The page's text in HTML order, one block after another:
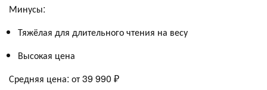
Минусы:
Тяжёлая для длительного чтения на весу
Высокая цена
Средняя цена: от 39 990 ₽